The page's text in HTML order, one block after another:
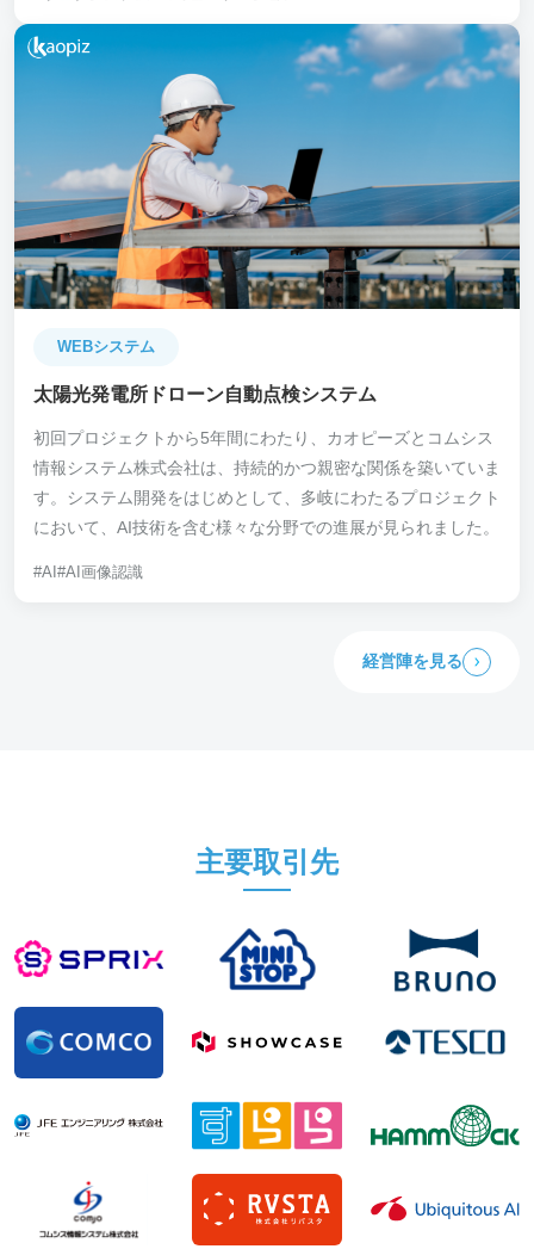
WEBシステム
太陽光発電所ドローン自動点検システム
初回プロジェクトから5年間にわたり、カオピーズとコムシス
情報システム株式会社は、持続的かつ親密な関係を築いていま
す。システム開発をはじめとして、多岐にわたるプロジェクト
において、AI技術を含む様々な分野での進展が見られました。
#AI#AI画像認識
経営陣を見る
主要取引先